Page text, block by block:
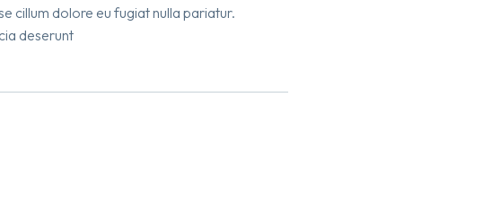
cillum dolore eu fugiat nulla pariatur.
deserunt